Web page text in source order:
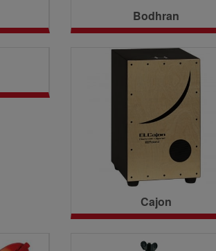
Bodhran
Cajon